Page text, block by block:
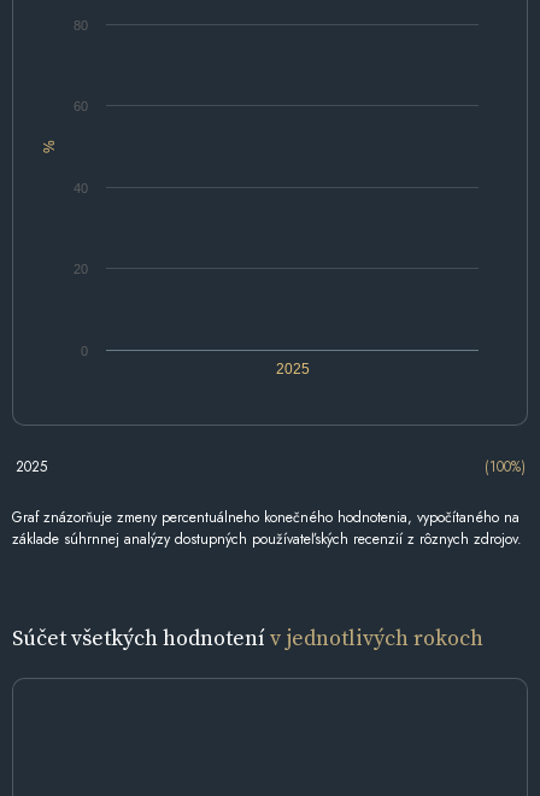
%
2025
0
20
40
60
80
2025 (100%)
Graf znázorňuje zmeny percentuálneho konečného hodnotenia, vypočítaného na
základe súhrnnej analýzy dostupných používateľských recenzií z rôznych zdrojov.
Súčet všetkých hodnotenív jednotlivých rokoch